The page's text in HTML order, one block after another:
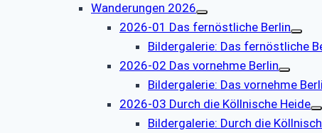
Wanderungen 2026
2026-01 Das fernöstliche Berlin
Bildergalerie: Das fernöstliche
2026-02 Das vornehme Berlin
Bildergalerie: Das vornehme
2026-03 Durch die Köllnische Heide
Bildergalerie: Durch die